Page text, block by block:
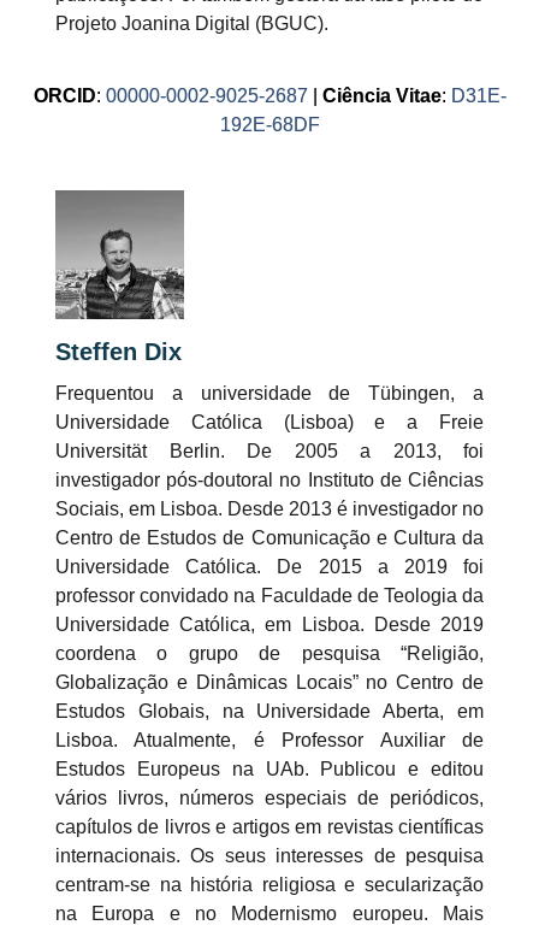
Projeto Joanina Digital (BGUC).
ORCID: 00000-0002-9025-2687 Ciência Vitae: D31E-
192E-68DF
Steffen Dix
Frequentou a universidade de Tübingen, a
Universidade Católica (Lisboa) e a Freie
Universität Berlin. De 2005 a 2013, foi
investigador pós-doutoral no Instituto de Ciências
Sociais, em Lisboa. Desde 2013 é investigador no
Centro de Estudos de Comunicação e Cultura da
Universidade Católica. De 2015 a 2019 foi
professor convidado na Faculdade de Teologia da
Universidade Católica, em Lisboa. Desde 2019
coordena o grupo de pesquisa “Religião,
Globalização e Dinâmicas Locais” no Centro de
Estudos Globais, na Universidade Aberta, em
Lisboa. Atualmente, é Professor Auxiliar de
Estudos Europeus na UAb. Publicou e editou
vários livros, números especiais de periódicos,
capítulos de livros e artigos em revistas científicas
internacionais. Os seus interesses de pesquisa
centram-se na história religiosa e secularização
na Europa e no Modernismo europeu. Mais